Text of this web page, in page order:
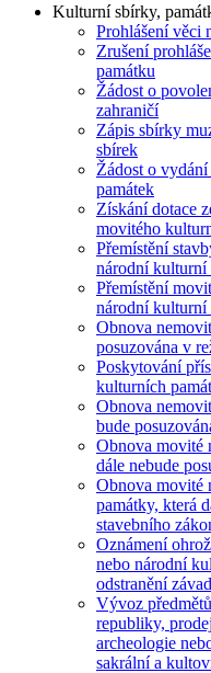
Kulturní sbírky,
Prohlášení věci
Zrušení
památku
Žádost o
zahraničí
Zápis sbírky
sbírek
Žádost o
památek
Získání dotace
movitého
Přemístění
národní kulturní
Přemístění
národní kulturní
Obnova
posuzována v
Poskytování
kulturních
Obnova
bude
Obnova movité
dále nebude
Obnova movité
památky, která
stavebního
Oznámení
nebo národní
odstranění
Vývoz
republiky,
archeologie
sakrální a